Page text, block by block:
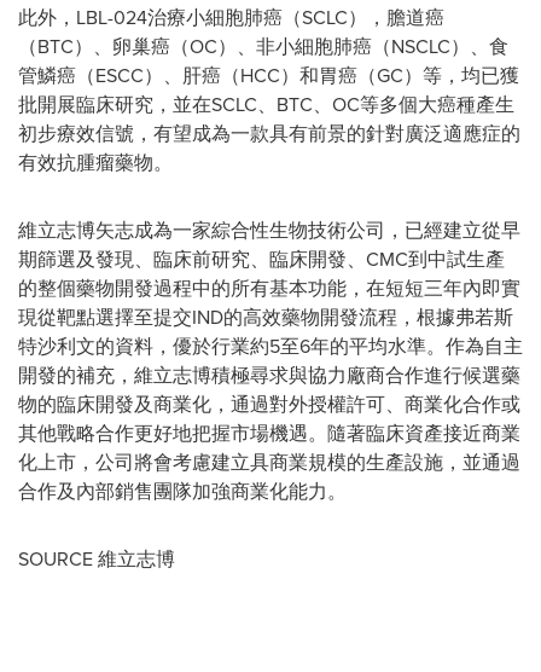
此外，LBL-024治療小細胞肺癌（SCLC），膽道癌
（BTC）、卵巢癌（OC）、非小細胞肺癌（NSCLC）、食
管鱗癌（ESCC）、肝癌（HCC）和胃癌（GC）等，均已獲
批開展臨床研究，並在SCLC、BTC、OC等多個大癌種產生
初步療效信號，有望成為一款具有前景的針對廣泛適應症的
有效抗腫瘤藥物。
維立志博矢志成為一家綜合性生物技術公司，已經建立從早
期篩選及發現、臨床前研究、臨床開發、CMC到中試生產
的整個藥物開發過程中的所有基本功能，在短短三年內即實
現從靶點選擇至提交IND的高效藥物開發流程，根據弗若斯
特沙利文的資料，優於行業約5至6年的平均水準。作為自主
開發的補充，維立志博積極尋求與協力廠商合作進行候選藥
物的臨床開發及商業化，通過對外授權許可、商業化合作或
其他戰略合作更好地把握市場機遇。隨著臨床資產接近商業
化上市，公司將會考慮建立具商業規模的生產設施，並通過
合作及內部銷售團隊加強商業化能力。
SOURCE 維立志博